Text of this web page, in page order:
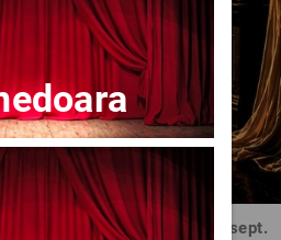
OPERA BRAȘOV ESTIVAL – DANCING SUMMER - SPECTACOL DE BALET Dum, 6 sept.